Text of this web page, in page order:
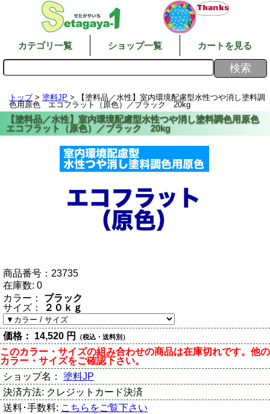
カテゴリ一覧 ショップ一覧 カートを見る
トップ> 塗料JP > 【塗料品／水性】室内環境配慮型水性つや消し塗料調
色用原色 エコフラット（原色）／ブラック 20kg
商品番号： 23735
在庫数: 0
カラー：
ブラック
サイズ：
２０ｋｇ
価格： 14,520 円 （税込・送料別）
このカラー・サイズの組み合わせの商品は在庫切れです。他の
カラー・サイズをご確認下さい。
ショップ名： 塗料JP
決済方法: クレジットカード決済
送料･手数料: こちらをご覧下さい